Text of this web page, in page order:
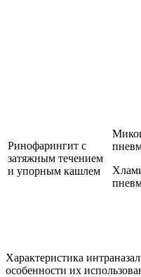
Ринофарингит с
затяжным течением
и упорным кашлем
Характеристика
особенности их